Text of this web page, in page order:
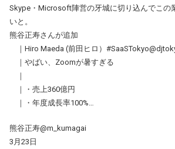
Skype・Microsoft陣営の牙城に切り込んでこの
いと。
熊谷正寿さんが追加
｜Hiro Maeda (前田ヒロ）
｜やばい、Zoomが暑すぎる
｜
｜・売上360億円
｜・年度成長率100%…
熊谷正寿@m_kumagai
3月23日